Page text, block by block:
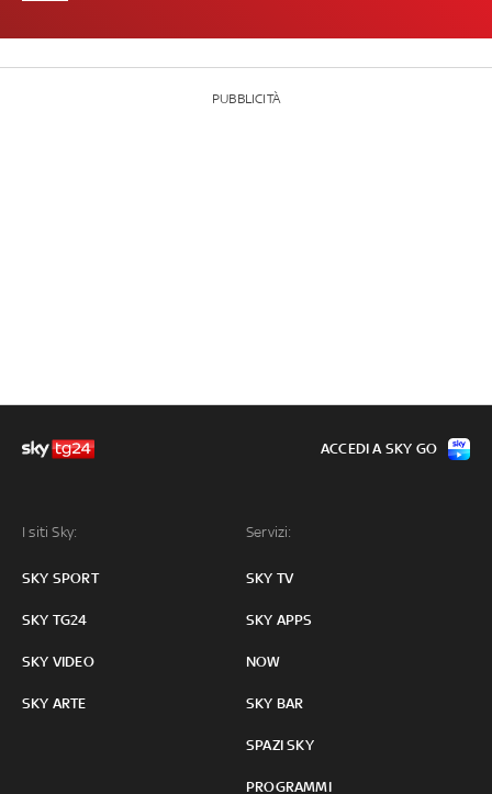
PUBBLICITÀ
I siti Sky:
SKY SPORT
SKY TG24
SKY VIDEO
SKY ARTE
Servizi:
SKY TV
SKY APPS
NOW
SKY BAR
SPAZI SKY
PROGRAMMI
ACCEDI A SKY GO